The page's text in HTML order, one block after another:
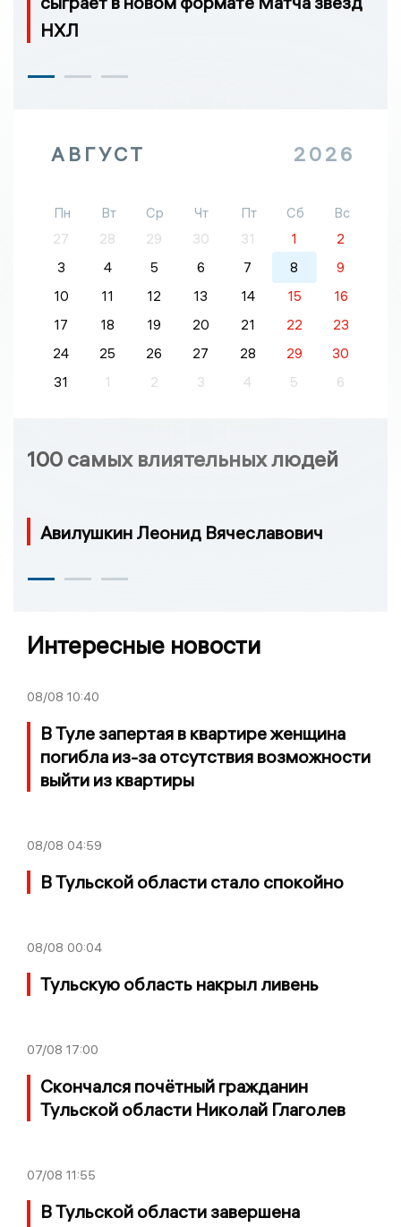
НХЛ
АВГУСТ 2026
Пн Вт Ср Чт Пт Сб
Вс
27
28 29 30 31 1
2
3
4 5 6 7 8
9
10
11 12 13 14 15
16
17
18 19 20 21 22
23
24
25 26 27 28 29
30
31
1 2 3 4 5 6
100 самых влиятельных людей
Авилушкин Леонид Вячеславович
Интересные новости
08/08 10:40
В Туле запертая в квартире женщина
погибла из-за отсутствия возможности
выйти из квартиры
08/08 04:59
В Тульской области стало спокойно
08/08 00:04
Тульскую область накрыл ливень
07/08 17:00
Скончался почётный гражданин
Тульской области Николай Глаголев
07/08 11:55
В Тульской области завершена